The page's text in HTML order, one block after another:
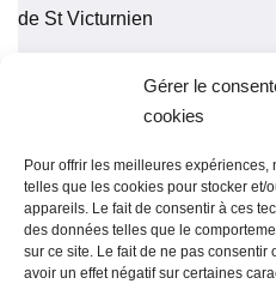
Gérer le
cookies
Pour offrir les meilleures
telles que les cookies pour stocker et/
appareils. Le fait de consentir à ces
des données telles que le
sur ce site. Le fait de ne pas
avoir un effet négatif sur certaines
de St Victurnien
Actualités
Nous contacter
Nos
Politique de cookies (UE)
Mentions légales
Adresse : 13 Route d’Aixe,